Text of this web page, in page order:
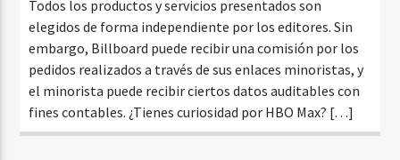
Todos los productos y servicios presentados son
elegidos de forma independiente por los editores. Sin
embargo, Billboard puede recibir una comisión por los
pedidos realizados a través de sus enlaces minoristas, y
el minorista puede recibir ciertos datos auditables con
fines contables. ¿Tienes curiosidad por HBO Max? […]